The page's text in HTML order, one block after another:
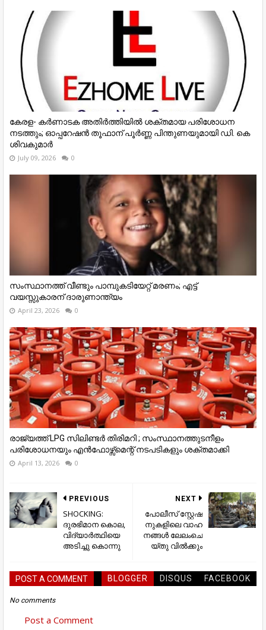
കേരള- കർണാടക അതിർത്തിയിൽ ശക്തമായ പരിശോധന
നടത്തും; ഓപ്പറേഷൻ തൂഫാന് പൂർണ്ണ പിന്തുണയുമായി ഡി. കെ
ശിവകുമാർ
July 09, 2026 0
സംസ്ഥാനത്ത് വീണ്ടും പാമ്പുകടിയേറ്റ് മരണം; എട്ട്
വയസ്സുകാരന് ദാരുണാന്ത്യം
April 23, 2026 0
രാജ്യത്ത് LPG സിലിണ്ടർ തിരിമറി ; സംസ്ഥാനത്തുടനീളം
പരിശോധനയും എൻഫോഴ്സ്മെന്റ് നടപടികളും ശക്തമാക്കി
April 13, 2026 0
NEXT
പോ​ലീ​സ് സ്റ്റേ​ഷ​
നു​ക​ളി​ലെ വാ​ഹ​
നങ്ങൾ ലേ​ലം​ചെ​
യ്തു വി​ല്‍​ക്കും
PREVIOUS
SHOCKING:
ദുരഭിമാന കൊല,
വിദ്യാർത്ഥിയെ
അടിച്ചു കൊന്നു
POST A COMMENT BLOGGER DISQUS FACEBOOK
No comments
Post a Comment